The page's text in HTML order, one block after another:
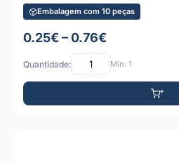
Embalagem com 10 peças
0.25€ – 0.76€
Quantidade: Mín: 1